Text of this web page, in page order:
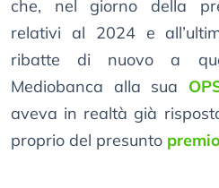
che, nel giorno della
relativi al 2024 e
ribatte di nuovo a
Mediobanca alla sua
aveva in realtà già
proprio del presunto